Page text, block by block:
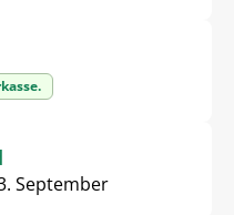
September